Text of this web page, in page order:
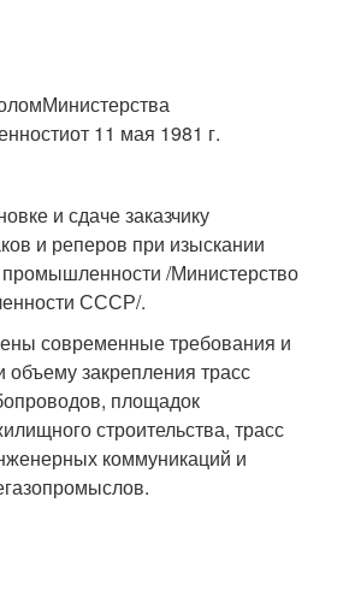
11 мая 1981 г.
и сдаче заказчику
и реперов при изыскании
/Министерство
СССР/.
современные требования и
объему закрепления трасс
площадок
строительства, трасс
коммуникаций и